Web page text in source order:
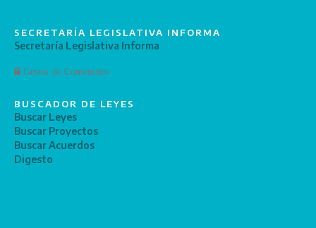
SECRETARÍA LEGISLATIVA INFORMA
Secretaría Legislativa Informa
Gestor de Contenidos
BUSCADOR DE LEYES
Buscar Leyes
Buscar Proyectos
Buscar Acuerdos
Digesto